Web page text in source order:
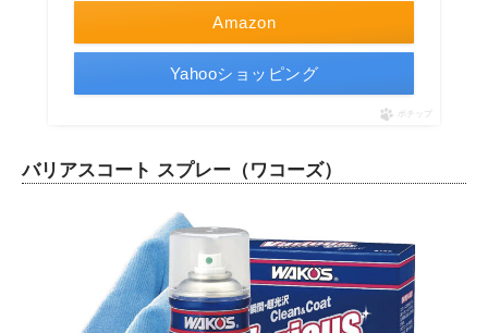
Amazon
Yahooショッピング
ポチップ
バリアスコート スプレー（ワコーズ）